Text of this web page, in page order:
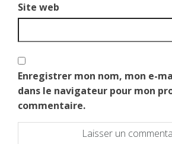
Site web
Enregistrer mon nom, mon e-
dans le navigateur pour mon
commentaire.